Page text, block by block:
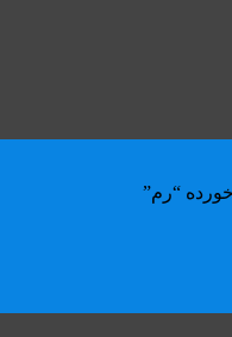
“رم”